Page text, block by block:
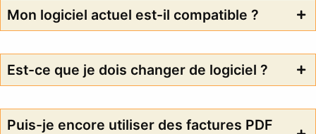
Mon logiciel actuel est-il compatible ?
Est-ce que je dois changer de logiciel ?
Puis-je encore utiliser des factures PDF